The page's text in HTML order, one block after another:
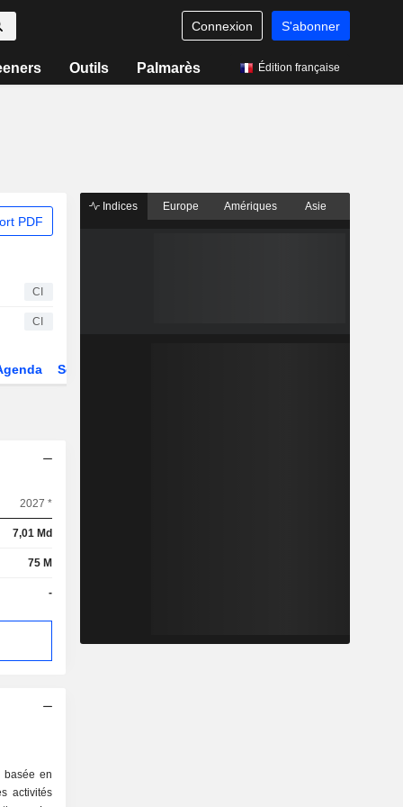
Connexion S'abonner
Outils Palmarès Édition française
PDF
CI
CI
Secteur
2027 *
7,01 Md
75 M
-
basée en
activités
Indices Europe Amériques Asie